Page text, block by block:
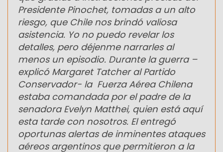
Presidente Pinochet, tomadas a un alto
riesgo, que Chile nos brindó valiosa
asistencia. Yo no puedo revelar los
detalles, pero déjenme narrarles al
menos un episodio. Durante la guerra –
explicó Margaret Tatcher al Partido
Conservador- la Fuerza Aérea Chilena
estaba comandada por el padre de la
senadora Evelyn Matthei, quien está aquí
esta tarde con nosotros. El entregó
oportunas alertas de inminentes ataques
aéreos argentinos que permitieron a la